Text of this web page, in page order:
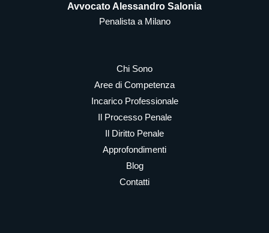
Avvocato Alessandro Salonia
Penalista a Milano
Chi Sono
Aree di Competenza
Incarico Professionale
Il Processo Penale
Il Diritto Penale
Approfondimenti
Blog
Contatti